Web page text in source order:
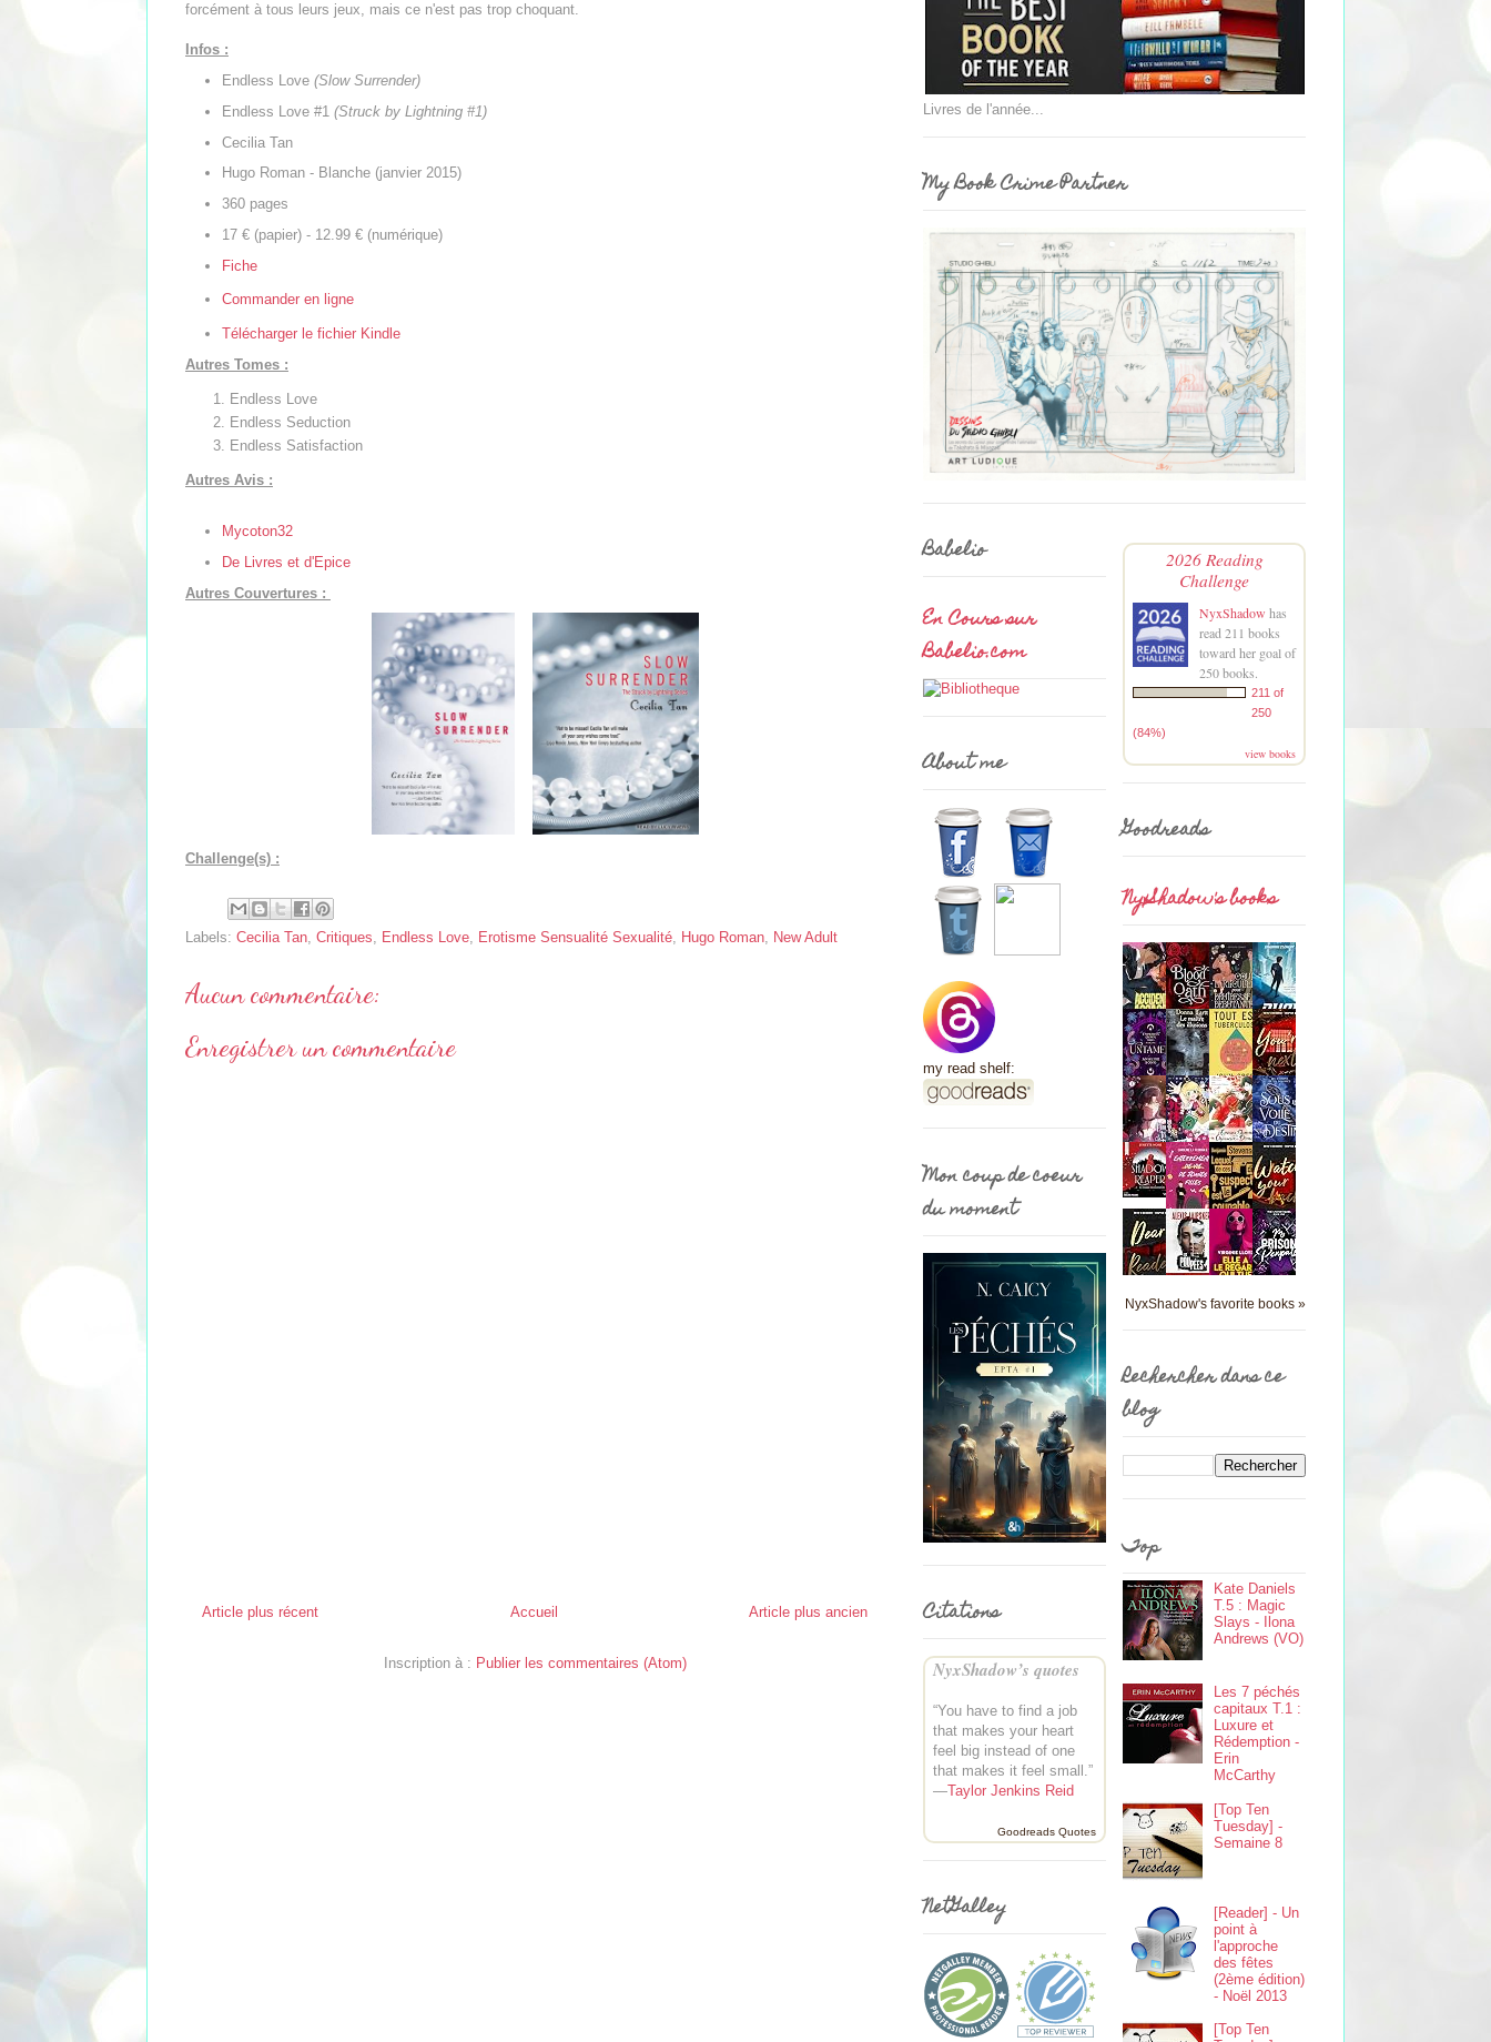
forcément à tous leurs jeux, mais ce n'est pas trop choquant.
Infos :
Endless Love (Slow Surrender)
Endless Love #1 (Struck by Lightning #1)
Cecilia Tan
Hugo Roman - Blanche (janvier 2015)
360 pages
17 € (papier) - 12.99 € (numérique)
Fiche
Commander en ligne
Télécharger le fichier Kindle
Autres Tomes :
Endless Love
Endless Seduction
Endless Satisfaction
Autres Avis :
Mycoton32
De Livres et d'Epice
Autres Couvertures :
Challenge(s) :
Labels: Cecilia Tan Critiques Endless Love Erotisme Sensualité Sexualité Hugo Roman New Adult
Aucun commentaire:
Enregistrer un commentaire
Article plus récent Article plus ancien
Accueil
Inscription à : Publier les commentaires (Atom)
Livres de l'année...
My Book Crime Partner
Babelio
En Cours sur
Babelio.com
About me
my read shelf:
Mon coup de coeur
du moment
Citations
NyxShadow’s quotes
“You have to find a job
that makes your heart
feel big instead of one
that makes it feel small.”
—Taylor Jenkins Reid
Goodreads Quotes
NetGalley
2026 Reading
Challenge
NyxShadow has
read 211 books
toward her goal of
250 books.
211 of
250
(84%)
view books
Goodreads
NyxShadow's books
NyxShadow's favorite books »
Rechercher dans ce
blog
Top
Kate Daniels
T.5 : Magic
Slays - Ilona
Andrews (VO)
Les 7 péchés
capitaux T.1 :
Luxure et
Rédemption -
Erin
McCarthy
[Top Ten
Tuesday] -
Semaine 8
[Reader] - Un
point à
l'approche
des fêtes
(2ème édition)
- Noël 2013
[Top Ten